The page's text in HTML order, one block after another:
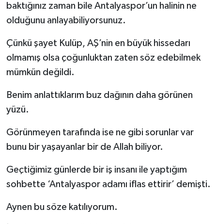
baktığınız zaman bile Antalyaspor’un halinin ne
olduğunu anlayabiliyorsunuz.
Çünkü şayet Kulüp, AŞ’nin en büyük hissedarı
olmamış olsa çoğunluktan zaten söz edebilmek
mümkün değildi.
Benim anlattıklarım buz dağının daha görünen
yüzü.
Görünmeyen tarafında ise ne gibi sorunlar var
bunu bir yaşayanlar bir de Allah biliyor.
Geçtiğimiz günlerde bir iş insanı ile yaptığım
sohbette ‘Antalyaspor adamı iflas ettirir’ demişti.
Aynen bu söze katılıyorum.